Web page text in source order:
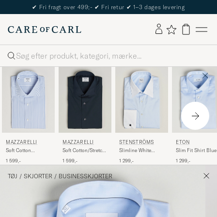
The Care of Carl Passport
Søg
MAZZARELLI
Soft Cotton
Blue Stripe
1 599,-
MAZZARELLI
Soft Cotton/Stretch
1 599,-
STENSTRÖMS
Slimline White
Shirt Blue
1 299,-
ETON
Slim Fit Shirt Blue
1 299,-
TØJ / SKJORTER / BUSINESSKJORTER